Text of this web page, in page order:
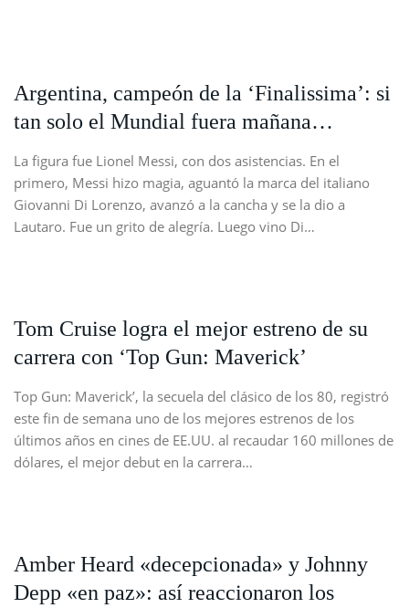
Argentina, campeón de la ‘Finalissima’: si
tan solo el Mundial fuera mañana…
La figura fue Lionel Messi, con dos asistencias. En el
primero, Messi hizo magia, aguantó la marca del italiano
Giovanni Di Lorenzo, avanzó a la cancha y se la dio a
Lautaro. Fue un grito de alegría. Luego vino Di…
Tom Cruise logra el mejor estreno de su
carrera con ‘Top Gun: Maverick’
Top Gun: Maverick’, la secuela del clásico de los 80, registró
este fin de semana uno de los mejores estrenos de los
últimos años en cines de EE.UU. al recaudar 160 millones de
dólares, el mejor debut en la carrera…
Amber Heard «decepcionada» y Johnny
Depp «en paz»: así reaccionaron los